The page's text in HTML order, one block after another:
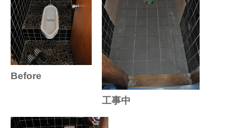
Before
工事中